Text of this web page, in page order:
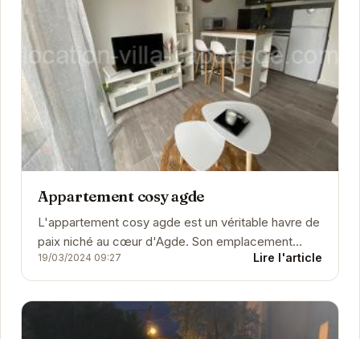
Appartement cosy agde
L'appartement cosy agde est un véritable havre de
paix niché au cœur d'Agde. Son emplacement
privilégié vous permettra de profiter pleinement...
19/03/2024 09:27 Lire l'article